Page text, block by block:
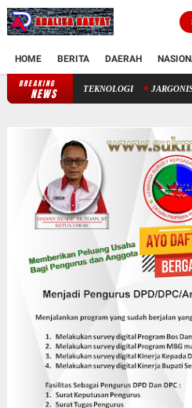
HOME BERITA DAERAH
BREAKING
NEWS USIA HARAPAN HIDUP: